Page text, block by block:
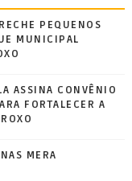
PEQUENOS
MUNICIPAL
ASSINA CONVÊNIO
FORTALECER A
MERA